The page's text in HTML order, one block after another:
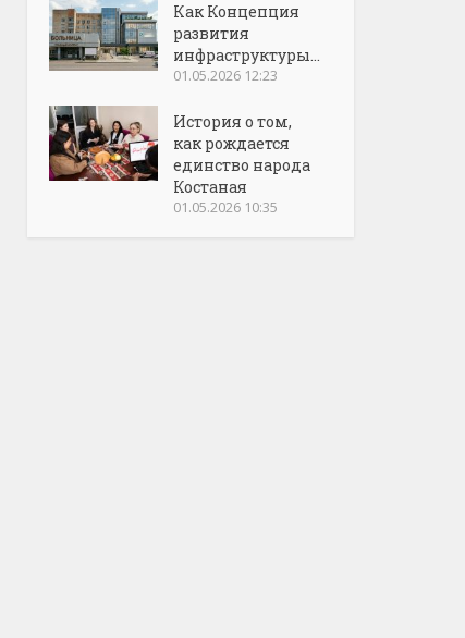
Как Концепция
развития
инфраструктуры...
01.05.2026 12:23
История о том,
как рождается
единство народа
Костаная
01.05.2026 10:35